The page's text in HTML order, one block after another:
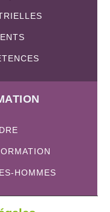
HOMMES